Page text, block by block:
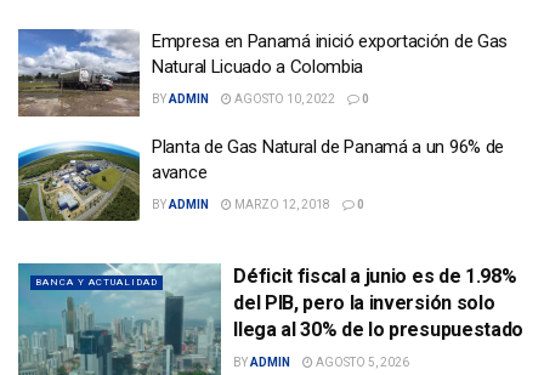
Empresa en Panamá inició exportación de Gas
Natural Licuado a Colombia
BYADMIN AGOSTO 10, 2022 0
Planta de Gas Natural de Panamá a un 96% de
avance
BYADMIN MARZO 12, 2018 0
BANCA Y ACTUALIDAD
Déficit fiscal a junio es de 1.98%
del PIB, pero la inversión solo
llega al 30% de lo presupuestado
BYADMIN AGOSTO 5, 2026